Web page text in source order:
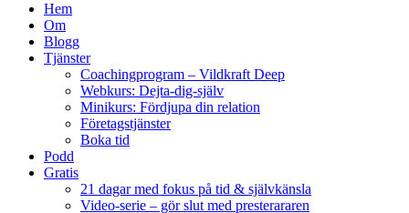
Hem
Om
Blogg
Tjänster
Coachingprogram – Vildkraft Deep
Webkurs: Dejta-dig-själv
Minikurs: Fördjupa din relation
Företagstjänster
Boka tid
Podd
Gratis
21 dagar med fokus på tid & självkänsla
Video-serie – gör slut med presterararen